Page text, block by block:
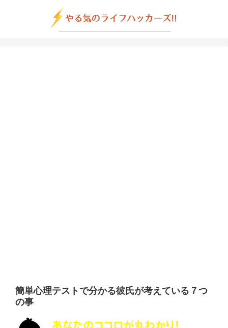
簡単心理テストで分かる彼氏が考えている７つ
の事